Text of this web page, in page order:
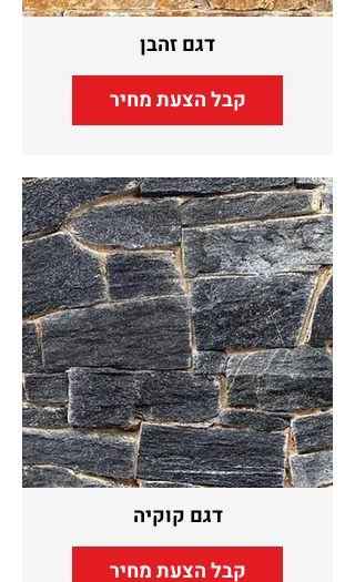
דגם זהבן
קבל הצעת מחיר
דגם קוקיה
קבל הצעת מחיר